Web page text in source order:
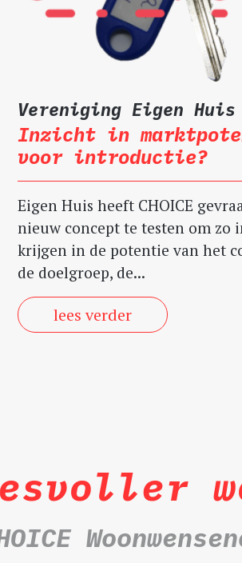
Vereniging Eigen Huis
Inzicht in
voor introductie?
Eigen Huis heeft CHOICE
nieuw concept te testen om zo
krijgen in de potentie van het
de doelgroep, de...
lees verder